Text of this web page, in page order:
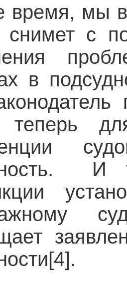
время, мы
снимет с
в
И